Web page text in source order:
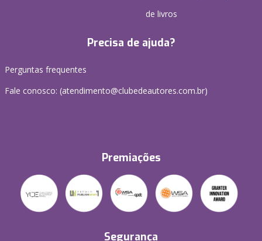
de livros
Precisa de ajuda?
Perguntas frequentes
Fale conosco: (atendimento@clubedeautores.com.br)
Premiações
Segurança